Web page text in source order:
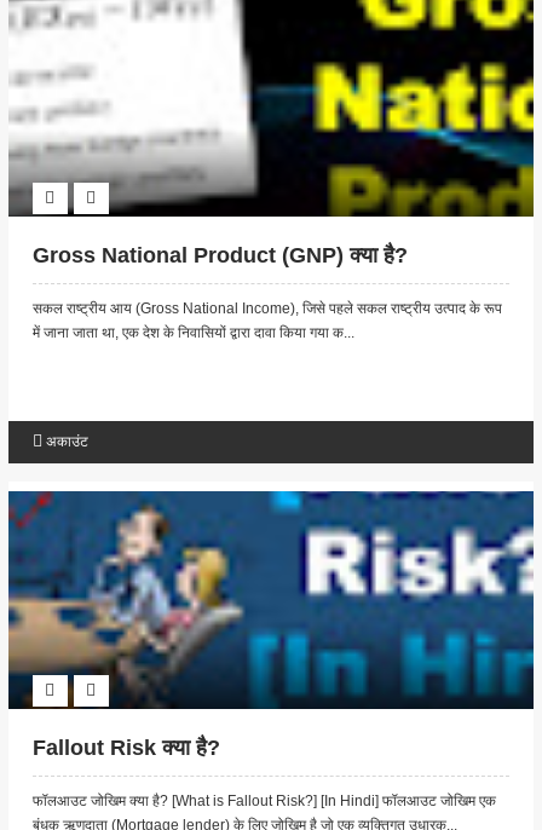
Gross National Product (GNP) क्या है?
सकल राष्ट्रीय आय (Gross National Income), जिसे पहले सकल राष्ट्रीय उत्पाद के रूप
में जाना जाता था, एक देश के निवासियों द्वारा दावा किया गया क...
अकाउंट
Fallout Risk क्या है?
फॉलआउट जोखिम क्या है? [What is Fallout Risk?] [In Hindi] फॉलआउट जोखिम एक
बंधक ऋणदाता (Mortgage lender) के लिए जोखिम है जो एक व्यक्तिगत उधारक...